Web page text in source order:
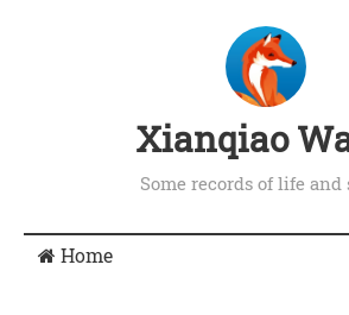
Xianqiao
Some records of life and
Home